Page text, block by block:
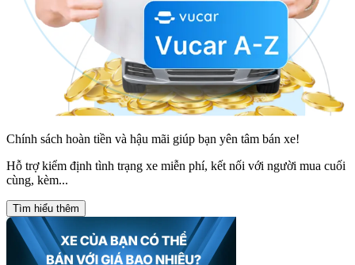
Chính sách hoàn tiền và hậu mãi giúp bạn yên tâm bán xe!
Hỗ trợ kiểm định tình trạng xe miễn phí, kết nối với người mua cuối
cùng, kèm...
Tìm hiểu thêm